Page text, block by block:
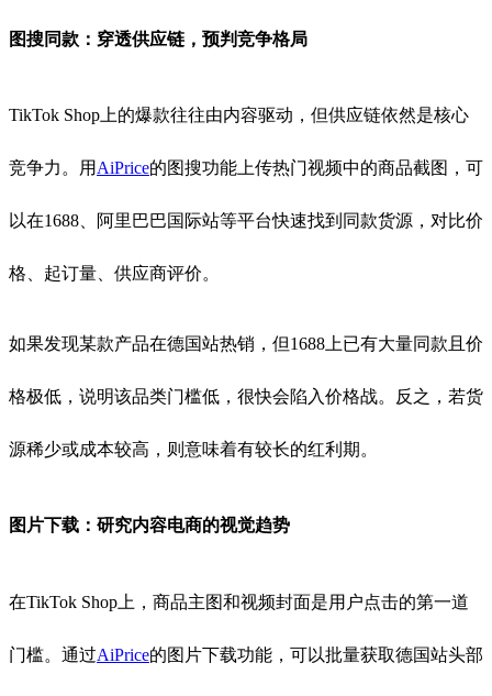
图搜同款：穿透供应链，预判竞争格局
TikTok Shop上的爆款往往由内容驱动，但供应链依然是核心
竞争力。用 AiPrice的图搜功能上传热门视频中的商品截图，可
以在1688、阿里巴巴国际站等平台快速找到同款货源，对比价
格、起订量、供应商评价。
如果发现某款产品在德国站热销，但1688上已有大量同款且价
格极低，说明该品类门槛低，很快会陷入价格战。反之，若货
源稀少或成本较高，则意味着有较长的红利期。
图片下载：研究内容电商的视觉趋势
在TikTok Shop上，商品主图和视频封面是用户点击的第一道
门槛。通过AiPrice的图片下载功能，可以批量获取德国站头部